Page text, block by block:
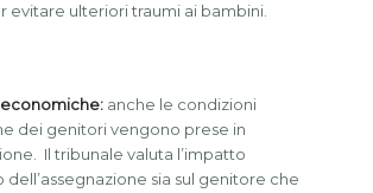
evitare ulteriori traumi ai bambini.
anche le condizioni
dei genitori vengono prese in
Il tribunale valuta l’impatto
sia sul genitore che